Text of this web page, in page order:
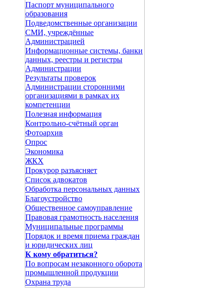
Паспорт муниципального
образования
Подведомственные организации
СМИ, учреждённые
Администрацией
Информационные системы, банки
данных, реестры и регистры
Администрации
Результаты проверок
Администрации сторонними
организациями в рамках их
компетенции
Полезная информация
Контрольно-счётный орган
Фотоархив
Опрос
Экономика
ЖКХ
Прокурор разъясняет
Список адвокатов
Обработка персональных данных
Благоустройство
Общественное самоуправление
Правовая грамотность населения
Муниципальные программы
Порядок и время приема граждан
и юридических лиц
К кому обратиться?
По вопросам незаконного оборота
промышленной продукции
Охрана труда